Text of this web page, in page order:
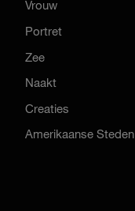
Vrouw
Portret
Zee
Naakt
Creaties
Amerikaanse Steden